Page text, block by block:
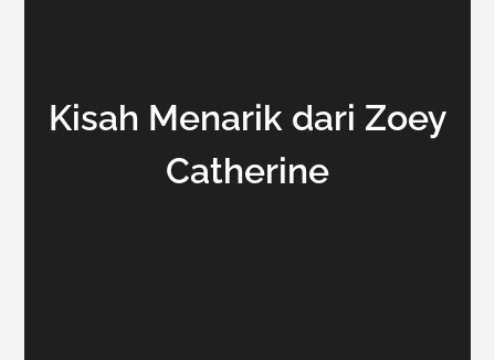
Kisah Menarik dari Zoey
Catherine